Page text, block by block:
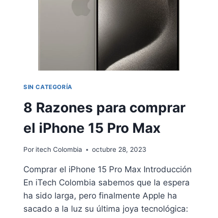
SIN CATEGORÍA
8 Razones para comprar
el iPhone 15 Pro Max
Por itech Colombia octubre 28, 2023
Comprar el iPhone 15 Pro Max Introducción
En iTech Colombia sabemos que la espera
ha sido larga, pero finalmente Apple ha
sacado a la luz su última joya tecnológica: